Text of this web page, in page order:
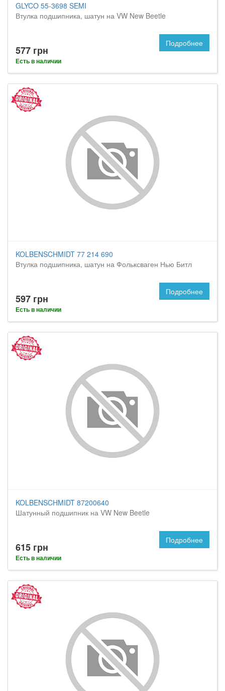
GLYCO 55-3698 SEMI
Втулка подшипника, шатун на VW New Beetle
577 грн
Есть в наличии
Подробнее
KOLBENSCHMIDT 77 214 690
Втулка подшипника, шатун на Фольксваген Нью Битл
597 грн
Есть в наличии
Подробнее
KOLBENSCHMIDT 87200640
Шатунный подшипник на VW New Beetle
615 грн
Есть в наличии
Подробнее